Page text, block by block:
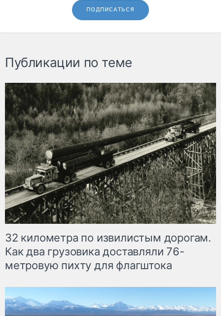
ПОДПИСАТЬСЯ
Публикации по теме
32 километра по извилистым дорогам.
Как два грузовика доставляли 76-
метровую пихту для флагштока